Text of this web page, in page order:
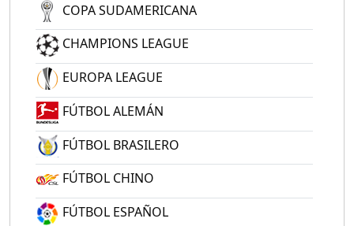
COPA SUDAMERICANA
CHAMPIONS LEAGUE
EUROPA LEAGUE
FÚTBOL ALEMÁN
FÚTBOL BRASILERO
FÚTBOL CHINO
FÚTBOL ESPAÑOL